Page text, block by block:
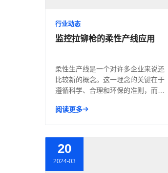
行业动态
监控拉铆枪的柔性产线应用
柔性生产线是一个对许多企业来说还
比较新的概念。这一理念的关键在于
遵循科学、合理和环保的准则，而这
阅读更多
20
2024-03